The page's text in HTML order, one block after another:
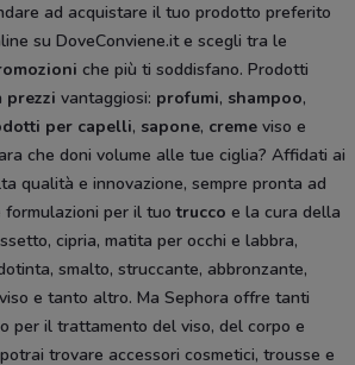
ad acquistare il tuo prodotto preferito
su DoveConviene.it e scegli tra le
che più ti soddisfano. Prodotti
prezzi vantaggiosi: profumi, shampoo,
per capelli, sapone, creme viso e
che doni volume alle tue ciglia? Affidati ai
qualità e innovazione, sempre pronta ad
per il tuotrucco e la cura della
cipria, matita per occhi e labbra,
smalto, struccante, abbronzante,
e tanto altro. Ma Sephora offre tanti
per il trattamento del viso, del corpo e
trovare accessori cosmetici, trousse e